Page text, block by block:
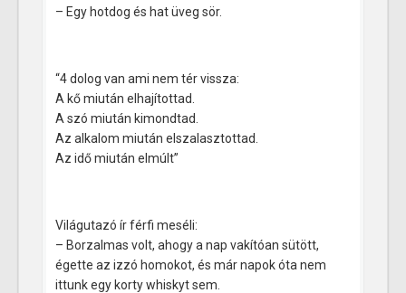
– Egy hotdog és hat üveg sör.
“4 dolog van ami nem tér vissza:
A kő miután elhajítottad.
A szó miután kimondtad.
Az alkalom miután elszalasztottad.
Az idő miután elmúlt”
Világutazó ír férfi meséli:
– Borzalmas volt, ahogy a nap vakítóan sütött,
égette az izzó homokot, és már napok óta nem
ittunk egy korty whiskyt sem.